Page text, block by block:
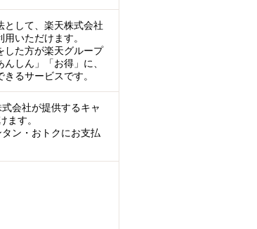
として、楽天株式会社
いただけます。
した方が楽天グループ
しん」「お得」に、
るサービスです。
会社が提供するキャ
ます。
ン・おトクにお支払